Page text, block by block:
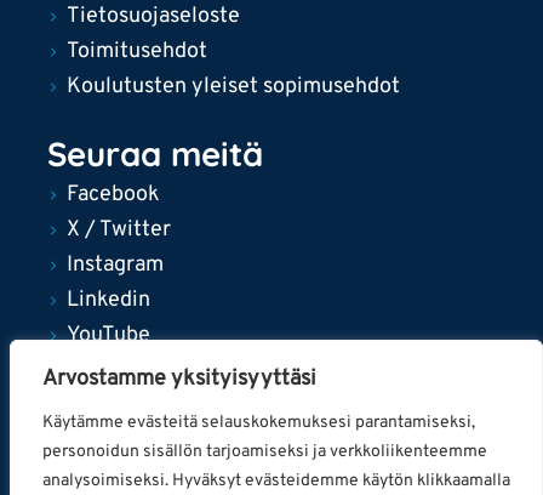
Arvostamme yksityisyyttäsi
Käytämme evästeitä selauskokemuksesi parantamiseksi,
personoidun sisällön tarjoamiseksi ja verkkoliikenteemme
analysoimiseksi. Hyväksyt evästeidemme käytön klikkaamalla
Tietosuojaseloste
Toimitusehdot
Koulutusten yleiset sopimusehdot
Seuraa meitä
Facebook
X / Twitter
Instagram
Linkedin
YouTube
© 2024 Tampereen kaupunki